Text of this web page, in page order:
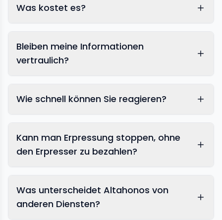
Was kostet es?
Bleiben meine Informationen
vertraulich?
Wie schnell können Sie reagieren?
Kann man Erpressung stoppen, ohne
den Erpresser zu bezahlen?
Was unterscheidet Altahonos von
anderen Diensten?